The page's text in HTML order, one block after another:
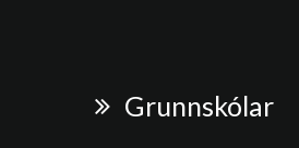
Grunnskólar